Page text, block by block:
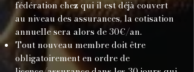
fédération chez qui il est déjà couvert
au niveau des assurances, la cotisation
annuelle sera alors de 30€/an.
Tout nouveau membre doit être
obligatoirement en ordre de